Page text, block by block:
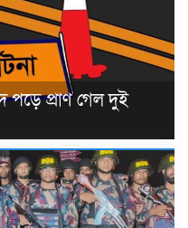
পড়ে প্রাণ গেল দুই